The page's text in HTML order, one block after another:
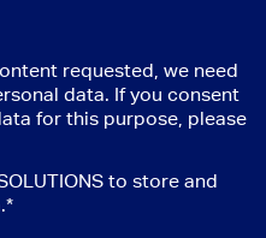
requested, we need
data. If you consent
for this purpose, please
to store and
*